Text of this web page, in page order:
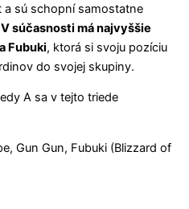
sú schopní samostatne
V súčasnosti má najvyššie
Fubuki, ktorá si svoju pozíciu
do svojej skupiny.
A sa v tejto triede
Gun Gun, Fubuki (Blizzard of